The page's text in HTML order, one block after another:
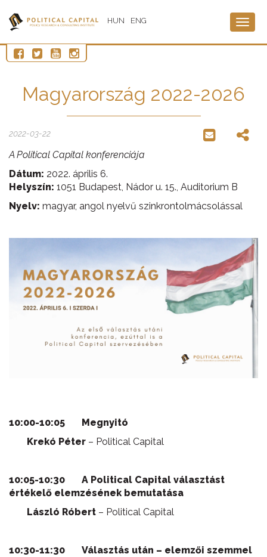
HUN ENG
Magyarország 2022-2026
2022-03-22
A Political Capital konferenciája
Dátum: 2022. április 6.
Helyszín: 1051 Budapest, Nádor u. 15., Auditorium B
Nyelv: magyar, angol nyelvű szinkrontolmácsolással
10:00-10:05 Megnyitó
Krekó Péter – Political Capital
10:05-10:30 A Political Capital választást
értékelő elemzésének bemutatása
László Róbert – Political Capital
10:30-11:30
Választás után – elemzői szemmel